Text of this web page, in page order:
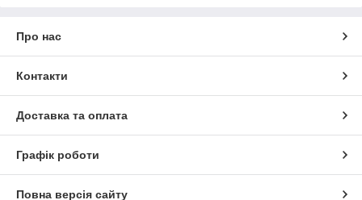
Про нас
Контакти
Доставка та оплата
Графік роботи
Повна версія сайту